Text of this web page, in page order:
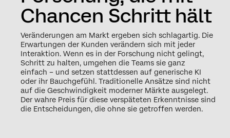
Chancen Schritt hält
Veränderungen am Markt ergeben sich schlagartig. Die
Erwartungen der Kunden verändern sich mit jeder
Interaktion. Wenn es in der Forschung nicht gelingt,
Schritt zu halten, umgehen die Teams sie ganz
einfach – und setzen stattdessen auf generische KI
oder ihr Bauchgefühl. Traditionelle Ansätze sind nicht
auf die Geschwindigkeit moderner Märkte ausgelegt.
Der wahre Preis für diese verspäteten Erkenntnisse sind
die Entscheidungen, die ohne sie getroffen werden.